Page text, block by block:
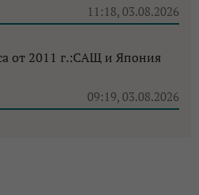
11:18, 03.08.2026
от 2011 г.:САЩ и Япония
09:19, 03.08.2026